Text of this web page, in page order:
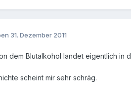
31. Dezember 2011
dem Blutalkohol landet eigentlich in
scheint mir sehr schräg.